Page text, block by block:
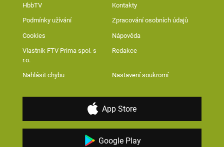
HbbTV Kontakty
Podmínky užívání Zpracování osobních údajů
Cookies Nápověda
Vlastník FTV Prima spol. s
r.o.
Redakce
Nahlásit chybu Nastavení soukromí
App Store
Google Play